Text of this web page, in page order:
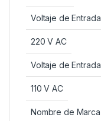
Voltaje de Entrada
220 V AC
Voltaje de Entrada
110 V AC
Nombre de Marca